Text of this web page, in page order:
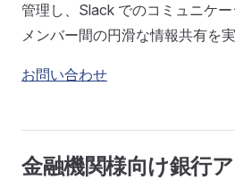
管理し、Slack でのコミュニケ
メンバー間の円滑な情報共有を実
お問い合わせ
金融機関様向け銀行